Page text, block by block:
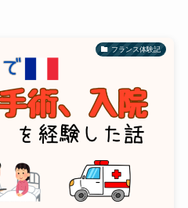
フランス体験記